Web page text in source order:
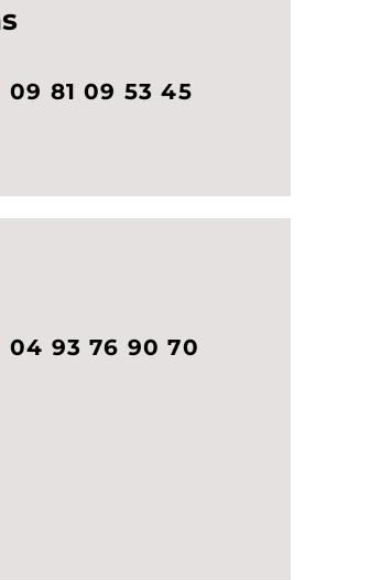
09 81 09 53 45
04 93 76 90 70